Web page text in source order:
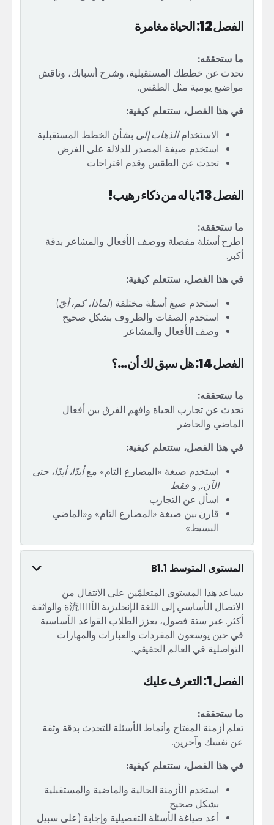
الفصل 12: الحياة مغامرة
ما ستحققه:
تحدث عن خططك المستقبلية، وشرح أسبابك، وناقش
مواضيع يومية مثل الطقس.
في هذا الفصل، ستتعلم كيفية:
الاستخدامالذهاب إلى بشأن الخطط المستقبلية
استخدم صيغة المصدر للدلالة على الغرض
تحدث عن الطقس وقدم اقتراحات
الفصل 13: يا له من ذكاء رهيب!
ما ستحققه:
اطرح أسئلة مفصلة ووصف الأفعال والمشاعر بدقة
أكبر.
في هذا الفصل، ستتعلم كيفية:
استخدم صيغ أسئلة مختلفة (لماذا، كم، أيّ)
استخدم الصفات والظروف بشكل صحيح
وصف الأفعال والمشاعر
الفصل 14: هل سبق لك أن...؟
ما ستحققه:
تحدث عن تجارب الحياة وافهم الفرق بين أفعال
الماضي والحاضر.
في هذا الفصل، ستتعلم كيفية:
استخدم صيغة «المضارع التام» معأبدًا، أبدًا، حتى
الآن،, وفقط
اسأل عن التجارب
قارن بين صيغة «المضارع التام» و«الماضي
البسيط»
المستوى المتوسط B1.1
يساعد هذا المستوى المتعلمّين على الانتقال من
الاتصال الأساسي إلى اللغة الإنجليزية الأ流利ّة والواثقة
أكثر. عبر ستة فصول، يعزز الطلاب القواعد الأساسية
في حين يوسعون المفردات والعبارات والمهارات
التواصلية في العالم الحقيقي.
الفصل 1: التعرف عليك
ما ستحققه:
تعلم أزمنة المفتاح وأنماط الأسئلة للتحدث بدقة وثقة
عن نفسك وآخرين.
في هذا الفصل، ستتعلم كيفية:
استخدم الأزمنة الحالية والماضية والمستقبلية
بشكل صحيح
أعد صياغة الأسئلة التفصيلية وإجابة (على سبيل